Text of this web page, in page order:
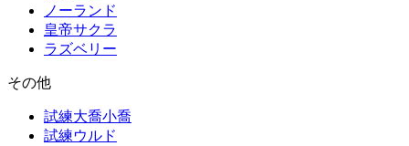
ノーランド
皇帝サクラ
ラズベリー
その他
試練大喬小喬
試練ウルド